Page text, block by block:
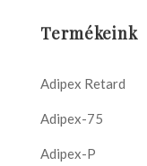
Termékeink
Adipex Retard
Adipex-75
Adipex-P